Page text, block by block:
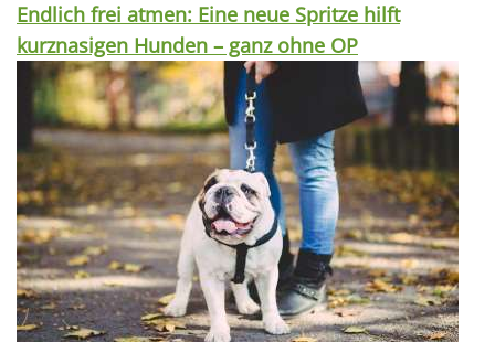
Endlich frei atmen: Eine neue Spritze hilft
kurznasigen Hunden – ganz ohne OP